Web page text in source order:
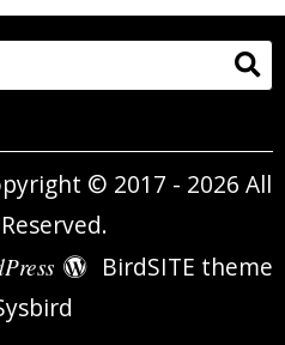
© 2017 - 2026 All
BirdSITE theme